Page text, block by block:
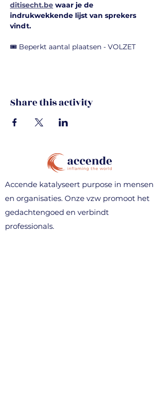
ditisecht.be waar je de
indrukwekkende lijst van sprekers
vindt.
🎟️ Beperkt aantal plaatsen - VOLZET
Share this activity
Accende katalyseert purpose in mensen
en organisaties. Onze vzw promoot het
gedachtengoed en verbindt
professionals.